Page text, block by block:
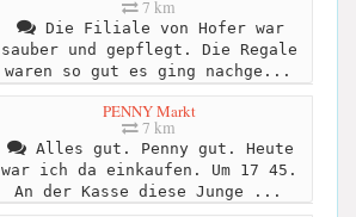
7 km
Die Filiale von Hofer war
sauber und gepflegt. Die Regale
waren so gut es ging nachge...
PENNY Markt
7 km
Alles gut. Penny gut. Heute
war ich da einkaufen. Um 17 45.
An der Kasse diese Junge ...